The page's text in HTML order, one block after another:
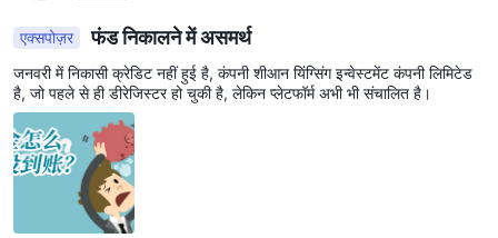
एक्सपोज़र फंड निकालने में असमर्थ
जनवरी में निकासी क्रेडिट नहीं हुई है, कंपनी शीआन यिंग्सिंग इन्वेस्टमेंट कंपनी लिमिटेड
है, जो पहले से ही डीरेजिस्टर हो चुकी है, लेकिन प्लेटफॉर्म अभी भी संचालित है।